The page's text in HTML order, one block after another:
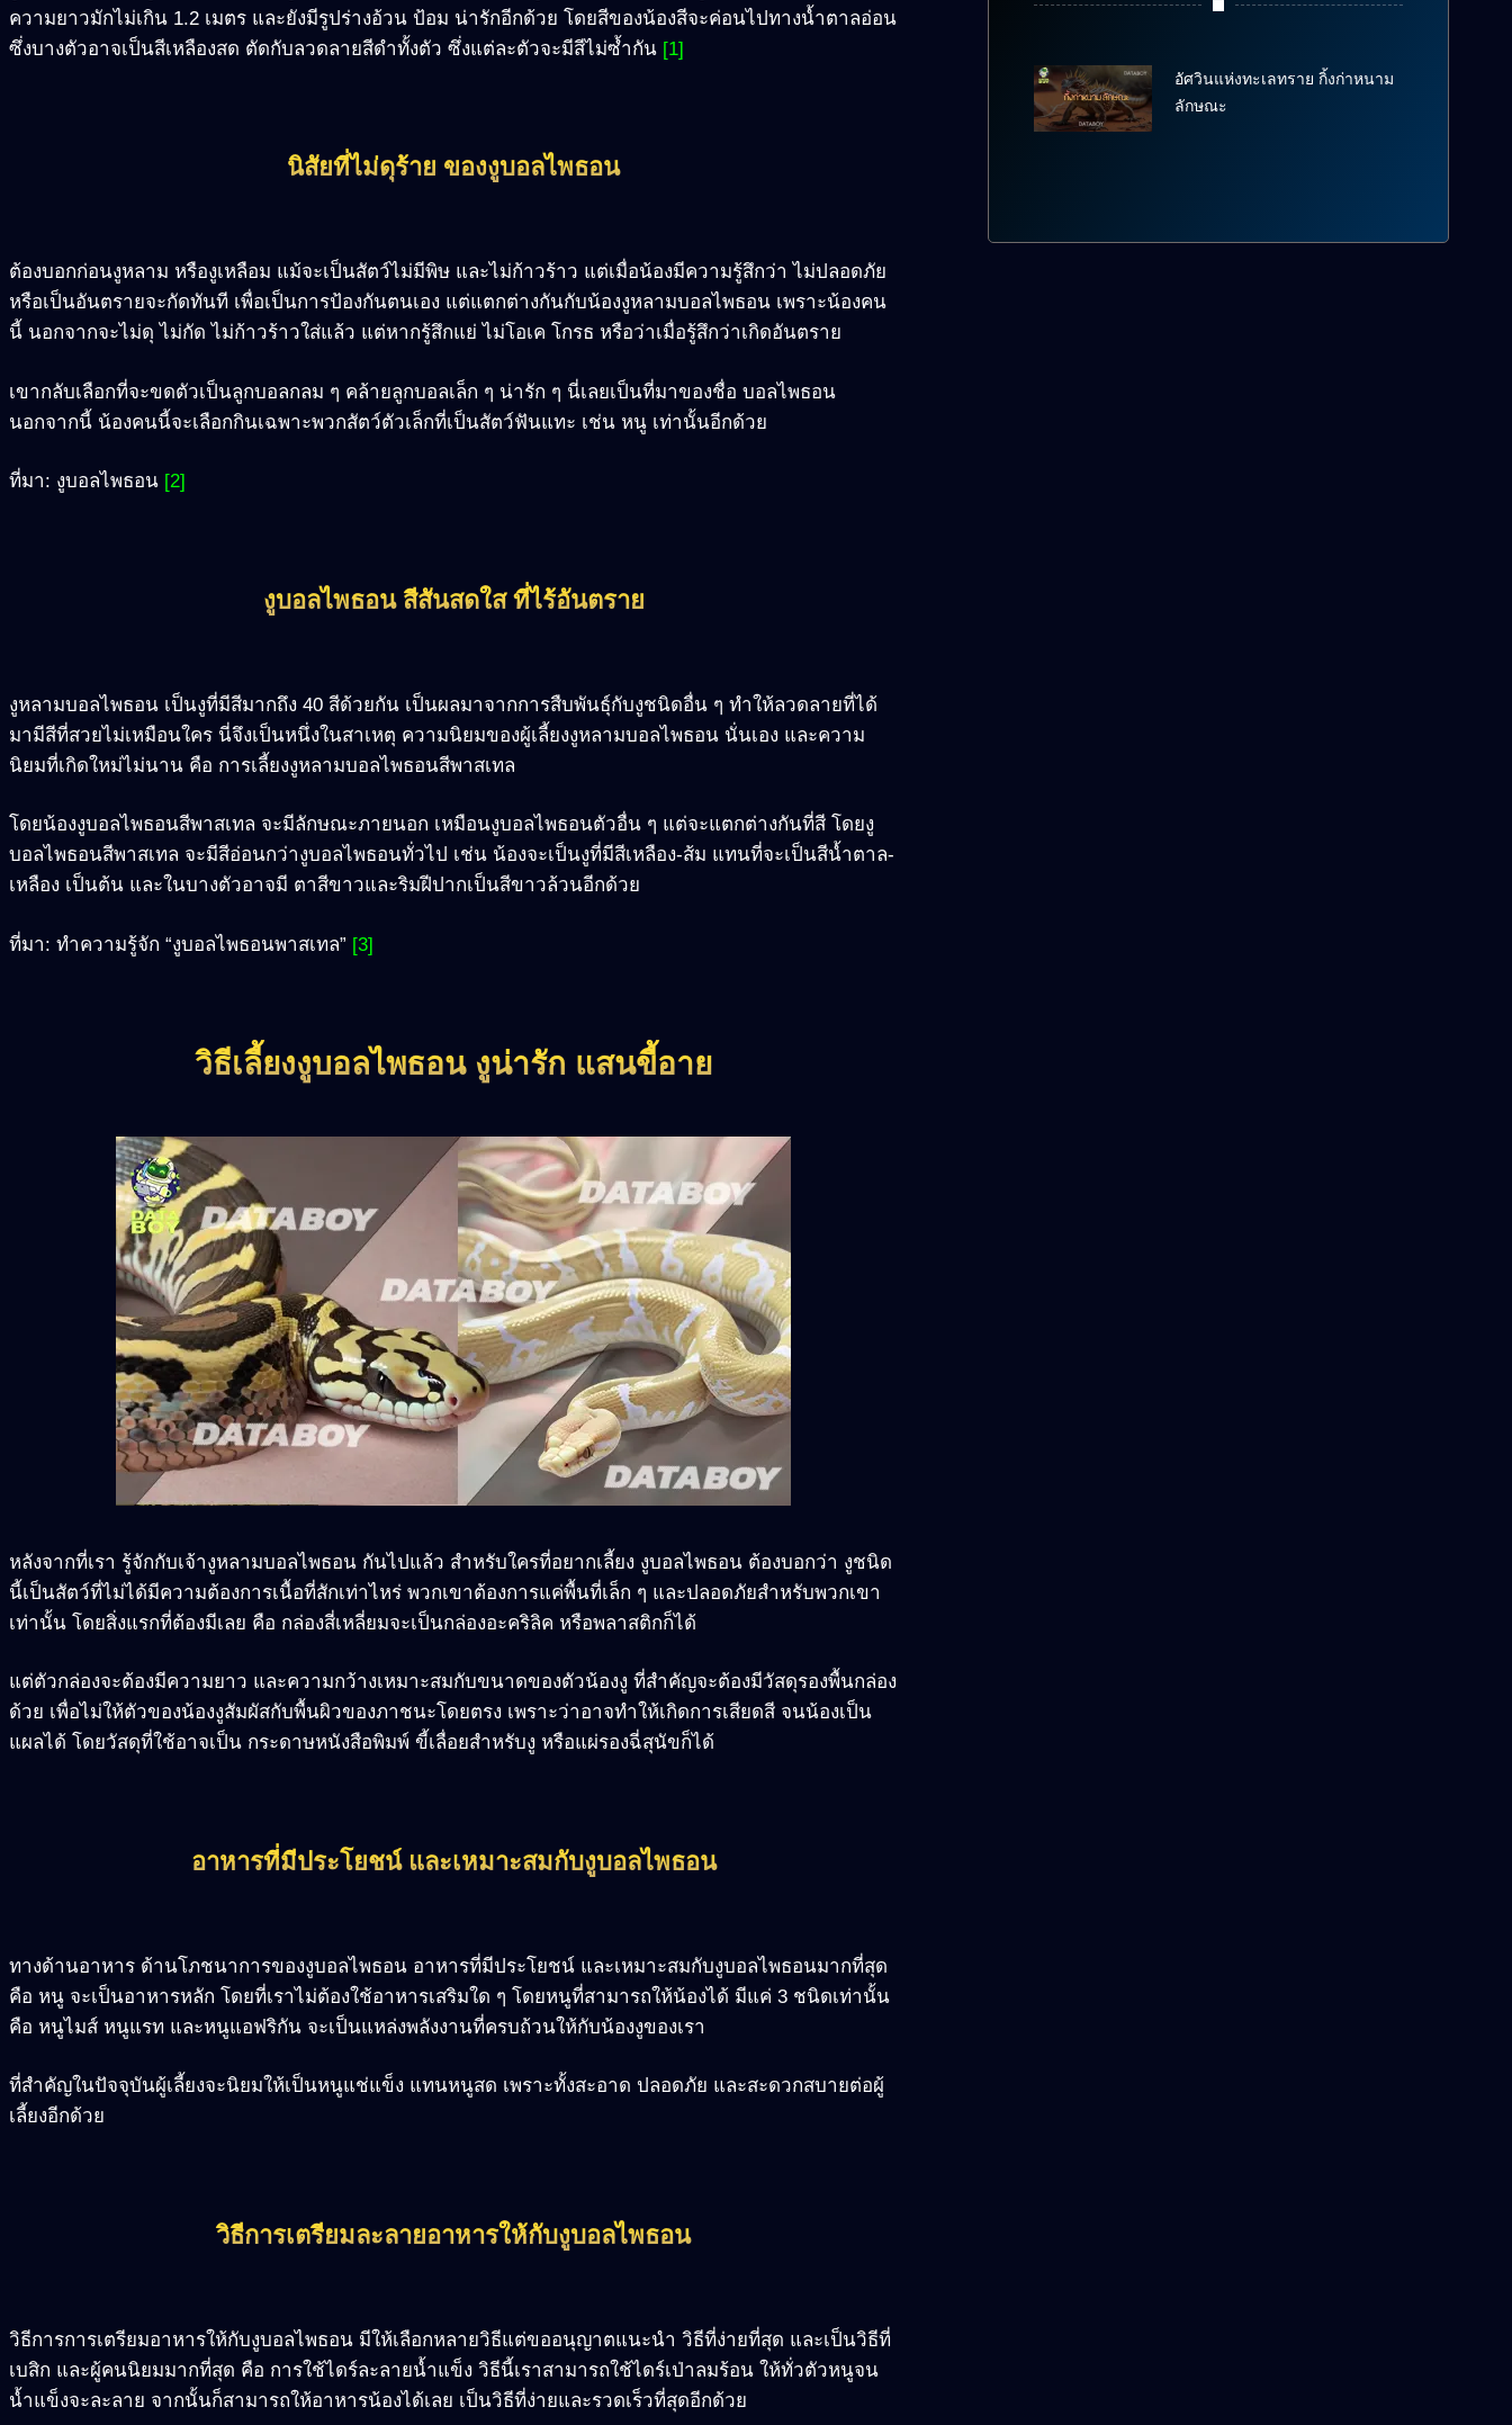
ความยาวมักไม่เกิน 1.2 เมตร และยังมีรูปร่างอ้วน ป้อม น่ารักอีกด้วย โดยสีของน้องสีจะค่อนไปทางน้ำตาลอ่อน
ซึ่งบางตัวอาจเป็นสีเหลืองสด ตัดกับลวดลายสีดำทั้งตัว ซึ่งแต่ละตัวจะมีสีไม่ซ้ำกัน [1]
นิสัยที่ไม่ดุร้าย ของงูบอลไพธอน
ต้องบอกก่อนงูหลาม หรืองูเหลือม แม้จะเป็นสัตว์ไม่มีพิษ และไม่ก้าวร้าว แต่เมื่อน้องมีความรู้สึกว่า ไม่ปลอดภัย
หรือเป็นอันตรายจะกัดทันที เพื่อเป็นการป้องกันตนเอง แต่แตกต่างกันกับน้องงูหลามบอลไพธอน เพราะน้องคน
นี้ นอกจากจะไม่ดุ ไม่กัด ไม่ก้าวร้าวใส่แล้ว แต่หากรู้สึกแย่ ไม่โอเค โกรธ หรือว่าเมื่อรู้สึกว่าเกิดอันตราย
เขากลับเลือกที่จะขดตัวเป็นลูกบอลกลม ๆ คล้ายลูกบอลเล็ก ๆ น่ารัก ๆ นี่เลยเป็นที่มาของชื่อ บอลไพธอน
นอกจากนี้ น้องคนนี้จะเลือกกินเฉพาะพวกสัตว์ตัวเล็กที่เป็นสัตว์ฟันแทะ เช่น หนู เท่านั้นอีกด้วย
ที่มา: งูบอลไพธอน [2]
งูบอลไพธอน สีสันสดใส ที่ไร้อันตราย
งูหลามบอลไพธอน เป็นงูที่มีสีมากถึง 40 สีด้วยกัน เป็นผลมาจากการสืบพันธุ์กับงูชนิดอื่น ๆ ทำให้ลวดลายที่ได้
มามีสีที่สวยไม่เหมือนใคร นี่จึงเป็นหนึ่งในสาเหตุ ความนิยมของผู้เลี้ยงงูหลามบอลไพธอน นั่นเอง และความ
นิยมที่เกิดใหม่ไม่นาน คือ การเลี้ยงงูหลามบอลไพธอนสีพาสเทล
โดยน้องงูบอลไพธอนสีพาสเทล จะมีลักษณะภายนอก เหมือนงูบอลไพธอนตัวอื่น ๆ แต่จะแตกต่างกันที่สี โดยงู
บอลไพธอนสีพาสเทล จะมีสีอ่อนกว่างูบอลไพธอนทั่วไป เช่น น้องจะเป็นงูที่มีสีเหลือง-ส้ม แทนที่จะเป็นสีน้ำตาล-
เหลือง เป็นต้น และในบางตัวอาจมี ตาสีขาวและริมฝีปากเป็นสีขาวล้วนอีกด้วย
ที่มา: ทำความรู้จัก “งูบอลไพธอนพาสเทล” [3]
วิธีเลี้ยงงูบอลไพธอน งูน่ารัก แสนขี้อาย
หลังจากที่เรา รู้จักกับเจ้างูหลามบอลไพธอน กันไปแล้ว สำหรับใครที่อยากเลี้ยง งูบอลไพธอน ต้องบอกว่า งูชนิด
นี้เป็นสัตว์ที่ไม่ได้มีความต้องการเนื้อที่สักเท่าไหร่ พวกเขาต้องการแค่พื้นที่เล็ก ๆ และปลอดภัยสำหรับพวกเขา
เท่านั้น โดยสิ่งแรกที่ต้องมีเลย คือ กล่องสี่เหลี่ยมจะเป็นกล่องอะคริลิค หรือพลาสติกก็ได้
แต่ตัวกล่องจะต้องมีความยาว และความกว้างเหมาะสมกับขนาดของตัวน้องงู ที่สำคัญจะต้องมีวัสดุรองพื้นกล่อง
ด้วย เพื่อไม่ให้ตัวของน้องงูสัมผัสกับพื้นผิวของภาชนะโดยตรง เพราะว่าอาจทำให้เกิดการเสียดสี จนน้องเป็น
แผลได้ โดยวัสดุที่ใช้อาจเป็น กระดาษหนังสือพิมพ์ ขี้เลื่อยสำหรับงู หรือแผ่รองฉี่สุนัขก็ได้
อาหารที่มีประโยชน์ และเหมาะสมกับงูบอลไพธอน
ทางด้านอาหาร ด้านโภชนาการของงูบอลไพธอน อาหารที่มีประโยชน์ และเหมาะสมกับงูบอลไพธอนมากที่สุด
คือ หนู จะเป็นอาหารหลัก โดยที่เราไม่ต้องใช้อาหารเสริมใด ๆ โดยหนูที่สามารถให้น้องได้ มีแค่ 3 ชนิดเท่านั้น
คือ หนูไมส์ หนูแรท และหนูแอฟริกัน จะเป็นแหล่งพลังงานที่ครบถ้วนให้กับน้องงูของเรา
ที่สำคัญในปัจจุบันผู้เลี้ยงจะนิยมให้เป็นหนูแช่แข็ง แทนหนูสด เพราะทั้งสะอาด ปลอดภัย และสะดวกสบายต่อผู้
เลี้ยงอีกด้วย
วิธีการเตรียมละลายอาหารให้กับงูบอลไพธอน
วิธีการการเตรียมอาหารให้กับงูบอลไพธอน มีให้เลือกหลายวิธีแต่ขออนุญาตแนะนำ วิธีที่ง่ายที่สุด และเป็นวิธีที่
เบสิก และผู้คนนิยมมากที่สุด คือ การใช้ไดร์ละลายน้ำแข็ง วิธีนี้เราสามารถใช้ไดร์เป่าลมร้อน ให้ทั่วตัวหนูจน
น้ำแข็งจะละลาย จากนั้นก็สามารถให้อาหารน้องได้เลย เป็นวิธีที่ง่ายและรวดเร็วที่สุดอีกด้วย
อัศวินแห่งทะเลทราย กิ้งก่าหนาม
ลักษณะ